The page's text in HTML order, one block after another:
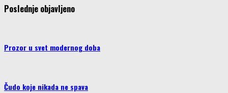
Poslednje objavljeno
Prozor u svet modernog doba
Čudo koje nikada ne spava